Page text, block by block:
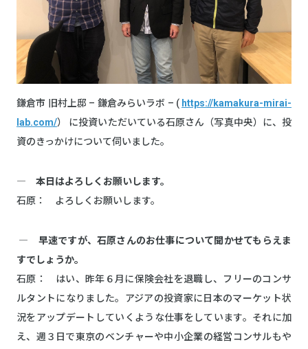
鎌倉市 旧村上邸 – 鎌倉みらいラボ – ( https://kamakura-mirai-
lab.com/） に投資いただいている石原さん（写真中央）に、投
資のきっかけについて伺いました。
― 本日はよろしくお願いします。
石原： よろしくお願いします。
― 早速ですが、石原さんのお仕事について聞かせてもらえま
すでしょうか。
石原： はい、昨年６月に保険会社を退職し、フリーのコンサ
ルタントになりました。アジアの投資家に日本のマーケット状
況をアップデートしていくような仕事をしています。それに加
え、週３日で東京のベンチャーや中小企業の経営コンサルもや